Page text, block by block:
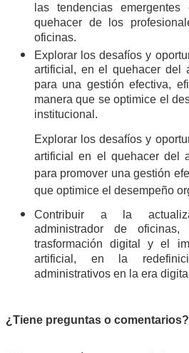
las tendencias
quehacer de los
oficinas.
Explorar los desafíos y
artificial, en el quehacer del
para una gestión efectiva,
manera que se optimice el
institucional.
Explorar los desafíos y
artificial en el quehacer del
para promover una gestión
que optimice el desempeño
Contribuir a la
administrador de
trasformación digital y el
artificial, en la
administrativos en la era
¿Tiene preguntas o